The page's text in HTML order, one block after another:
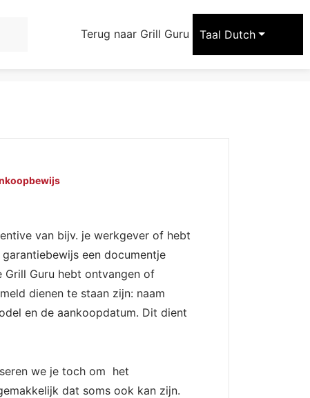
Terug naar Grill Guru arrow_forward
van bijv. je werkgever of hebt
een documentje
Guru hebt ontvangen of
dienen te staan zijn: naam
en de aankoopdatum. Dit dient
we je toch om het
dat soms ook kan zijn.
Taal Dutch